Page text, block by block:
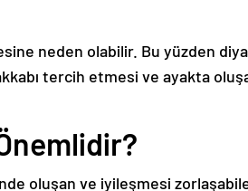
neden olabilir. Bu yüzden
tercih etmesi ve ayakta
oluşan ve iyileşmesi